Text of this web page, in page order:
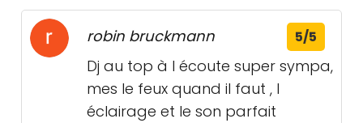
robin bruckmann 5/5
Dj au top à l écoute super sympa,
mes le feux quand il faut , l
éclairage et le son parfait